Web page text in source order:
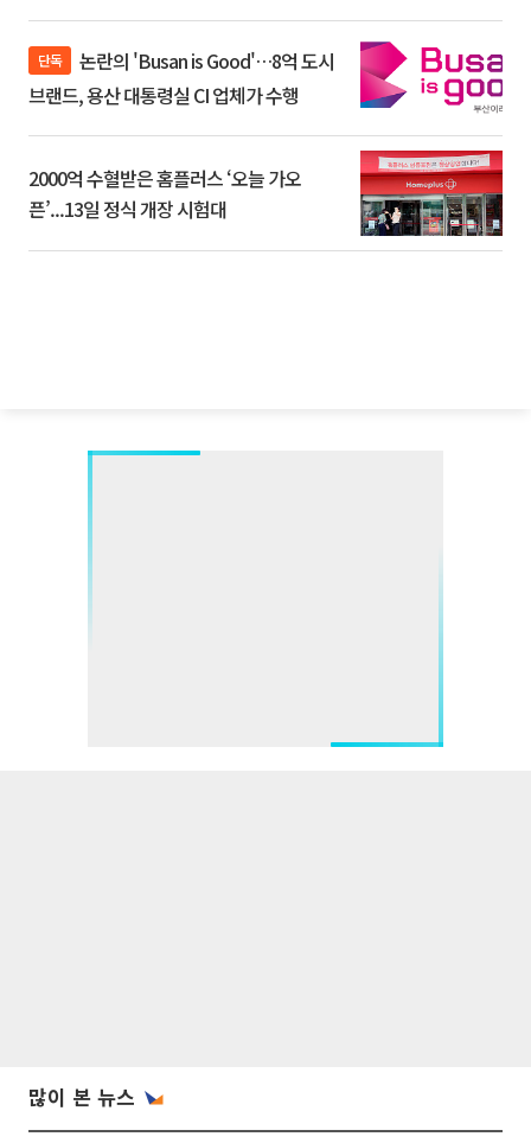
단독
브랜드, 용산 대통령실 CI 업체가 수행
2000억 수혈받은 홈플러스 ‘오늘 가오
픈’...13일 정식 개장 시험대
많이 본 뉴스